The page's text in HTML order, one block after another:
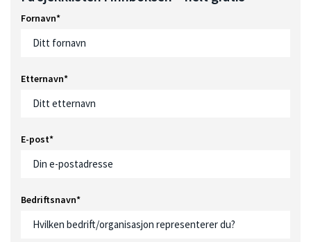
Fornavn*
Etternavn*
E-post*
Bedriftsnavn*